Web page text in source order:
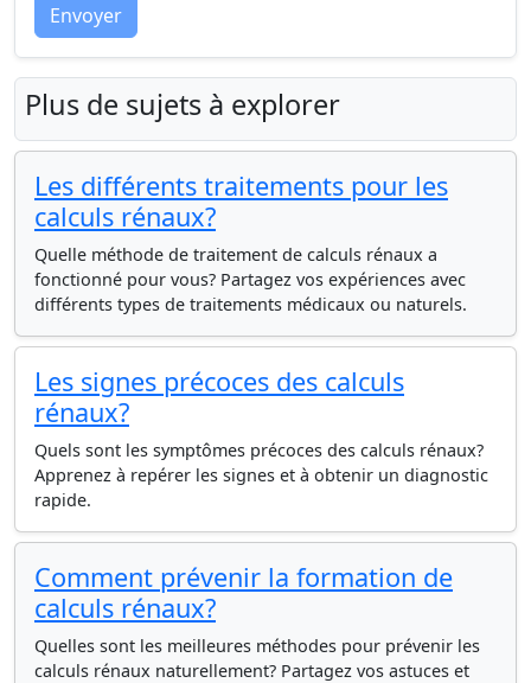
Envoyer
Plus de sujets à explorer
Les différents traitements pour les
calculs rénaux?
Quelle méthode de traitement de calculs rénaux a
fonctionné pour vous? Partagez vos expériences avec
différents types de traitements médicaux ou naturels.
Les signes précoces des calculs
rénaux?
Quels sont les symptômes précoces des calculs rénaux?
Apprenez à repérer les signes et à obtenir un diagnostic
rapide.
Comment prévenir la formation de
calculs rénaux?
Quelles sont les meilleures méthodes pour prévenir les
calculs rénaux naturellement? Partagez vos astuces et